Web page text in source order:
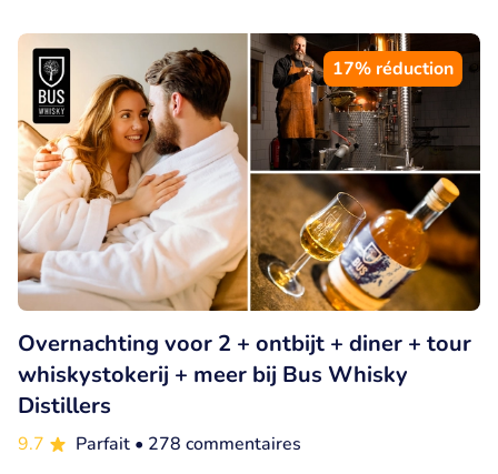
17% réduction
Overnachting voor 2 + ontbijt + diner + tour
whiskystokerij + meer bij Bus Whisky
Distillers
9.7 Parfait • 278 commentaires